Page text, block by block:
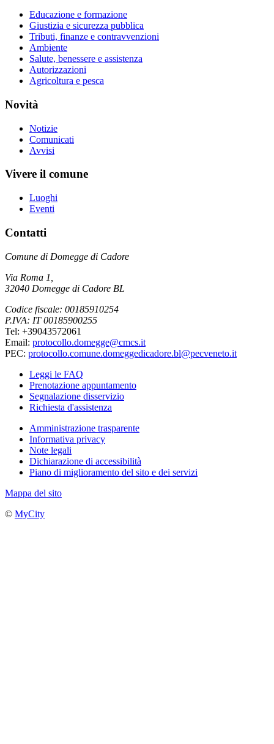
Educazione e formazione
Giustizia e sicurezza pubblica
Tributi, finanze e contravvenzioni
Ambiente
Salute, benessere e assistenza
Autorizzazioni
Agricoltura e pesca
Novità
Notizie
Comunicati
Avvisi
Vivere il comune
Luoghi
Eventi
Contatti
Comune di Domegge di Cadore
Via Roma 1,
32040 Domegge di Cadore BL
Codice fiscale: 00185910254
P.IVA: IT 00185900255
Tel: +39043572061
Email: protocollo.domegge@cmcs.it
PEC: protocollo.comune.domeggedicadore.bl@pecveneto.it
Leggi le FAQ
Prenotazione appuntamento
Segnalazione disservizio
Richiesta d'assistenza
Amministrazione trasparente
Informativa privacy
Note legali
Dichiarazione di accessibilità
Piano di miglioramento del sito e dei servizi
Mappa del sito
© MyCity